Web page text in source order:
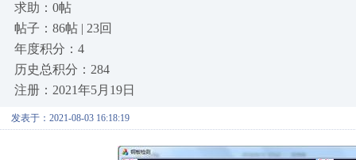
求助：0帖
帖子：86帖 | 23回
年度积分：4
历史总积分：284
注册：2021年5月19日
发表于：2021-08-03 16:18:19